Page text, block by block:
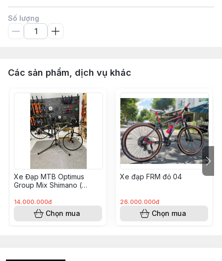
Số lượng
Các sản phẩm, dịch vụ khác
Xe Đạp MTB Optimus
Group Mix Shimano (
14.000.000đ
Chọn mua
Xe đạp FRM đỏ 04
26.000.000đ
Chọn mua